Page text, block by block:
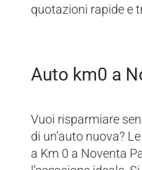
quotazioni rapide e
Auto km0 a
Vuoi risparmiare
di un’auto nuova?
a Km 0 a Noventa